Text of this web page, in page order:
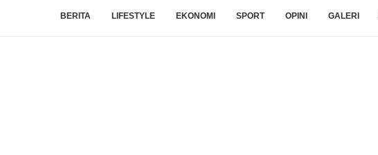
BERITA LIFESTYLE EKONOMI SPORT OPINI GALERI